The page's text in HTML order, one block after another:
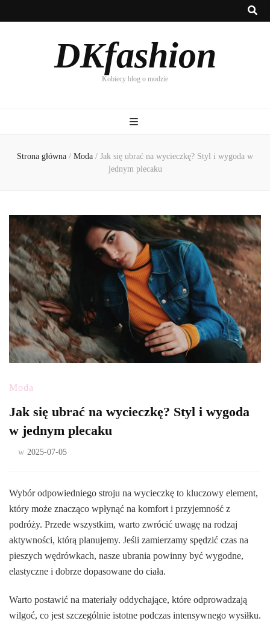
DKfashion
Kobiecy blog o modzie
Strona główna / Moda / Jak się ubrać na wycieczkę? Styl i wygoda w
jednym plecaku
Moda
Jak się ubrać na wycieczkę? Styl i wygoda
w jednym plecaku
w 2025-07-05
Wybór odpowiedniego stroju na wycieczkę to kluczowy element,
który może znacząco wpłynąć na komfort i przyjemność z
podróży. Przede wszystkim, warto zwrócić uwagę na rodzaj
aktywności, którą planujemy. Jeśli zamierzamy spędzić czas na
pieszych wędrówkach, nasze ubrania powinny być wygodne,
elastyczne i dobrze dopasowane do ciała.
Warto postawić na materiały oddychające, które odprowadzają
wilgoć, co jest szczególnie istotne podczas intensywnego wysiłku.